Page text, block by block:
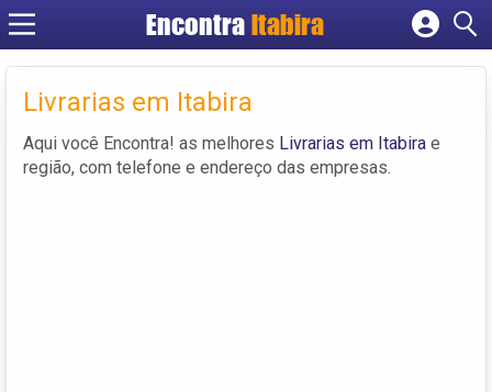
EncontraItabira
Cadastrar empresa
Criar conta
Livrarias em Itabira
Aqui você Encontra! as melhores Livrarias em Itabira e
região, com telefone e endereço das empresas.